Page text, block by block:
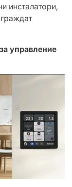
инсталатори,
управление